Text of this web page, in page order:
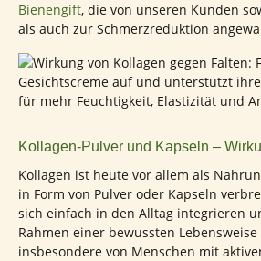
Bienengift, die von unseren Kunden
als auch zur Schmerzreduktion
Kollagen-Pulver und Kapseln –
Kollagen ist heute vor allem als
in Form von Pulver oder Kapseln
sich einfach in den Alltag integrieren
Rahmen einer bewussten
insbesondere von Menschen mit